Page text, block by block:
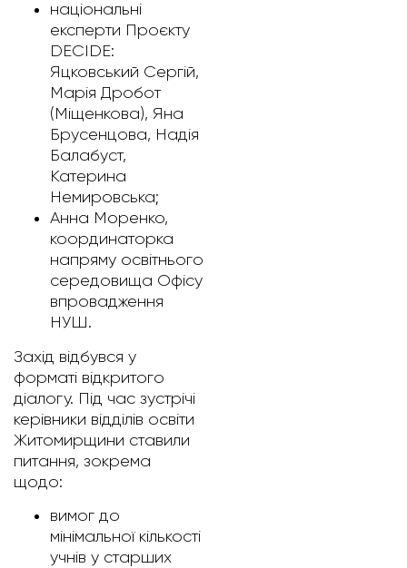
національні
експерти Проєкту
DECIDE:
Яцковський Сергій,
Марія Дробот
(Міщенкова), Яна
Брусенцова, Надія
Балабуст,
Катерина
Немировська;
Анна Моренко,
координаторка
напряму освітнього
середовища Офісу
впровадження
НУШ.
Захід відбувся у
форматі відкритого
діалогу. Під час зустрічі
керівники відділів освіти
Житомирщини ставили
питання, зокрема
щодо:
вимог до
мінімальної кількості
учнів у старших